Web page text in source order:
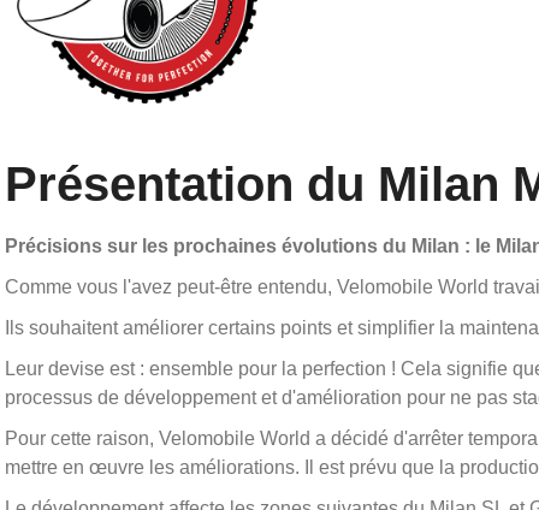
Présentation du Milan
Précisions sur les prochaines évolutions du Milan : le
Comme vous l'avez peut-être entendu, Velomobile World
Ils souhaitent améliorer certains points et simplifier la
Leur devise est : ensemble pour la perfection ! Cela signifie
processus de développement et d'amélioration pour ne pas
Pour cette raison, Velomobile World a décidé d'arrêter
mettre en œuvre les améliorations. Il est prévu que la